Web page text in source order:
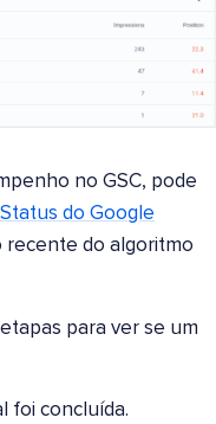
no GSC, pode
do Google
recente do algoritmo
para ver se um
foi concluída.